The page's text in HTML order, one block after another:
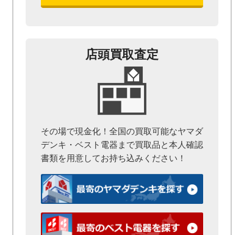
店頭買取査定
その場で現金化！全国の買取可能なヤマダ
デンキ・ベスト電器まで買取品と本人確認
書類を用意してお持ち込みください！